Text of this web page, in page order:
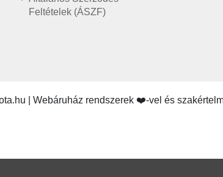
Feltételek (ÁSZF)
| Webáruház rendszerek ❤️-vel és